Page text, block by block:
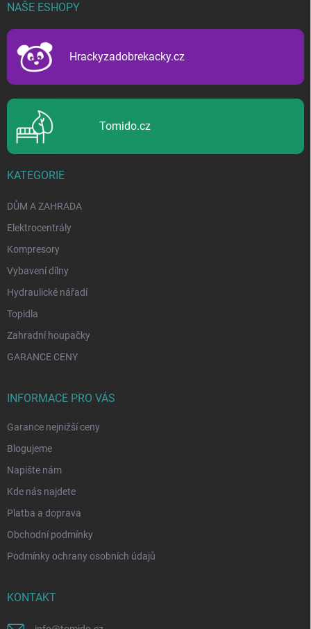
NAŠE ESHOPY
Hrackyzadobrekacky.cz
Tomido.cz
KATEGORIE
DŮM A ZAHRADA
Elektrocentrály
Kompresory
Vybavení dílny
Hydraulické nářadí
Topidla
Zahradní houpačky
GARANCE CENY
INFORMACE PRO VÁS
Garance nejnižší ceny
Blogujeme
Napište nám
Kde nás najdete
Platba a doprava
Obchodní podmínky
Podmínky ochrany osobních údajů
KONTAKT